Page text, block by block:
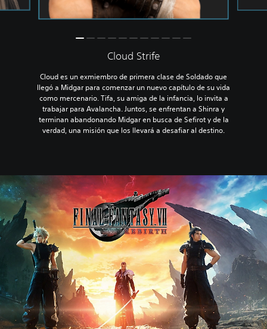
Cloud Strife
Cloud es un exmiembro de primera clase de Soldado que
llegó a Midgar para comenzar un nuevo capítulo de su vida
como mercenario. Tifa, su amiga de la infancia, lo invita a
trabajar para Avalancha. Juntos, se enfrentan a Shinra y
terminan abandonando Midgar en busca de Sefirot y de la
verdad, una misión que los llevará a desafiar al destino.